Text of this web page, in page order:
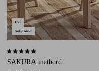
SAKURA matbord
5,0 baserat på 1 st betyg